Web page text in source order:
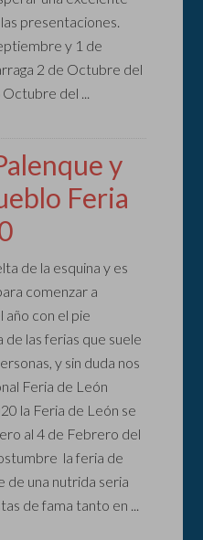
presentaciones.
y 1 de
2 de Octubre del
del ...
y
Feria
de la esquina y es
comenzar a
año con el pie
las ferias que suele
y sin duda nos
Feria de León
la Feria de León se
al 4 de Febrero del
la feria de
de una nutrida seria
de fama tanto en ...